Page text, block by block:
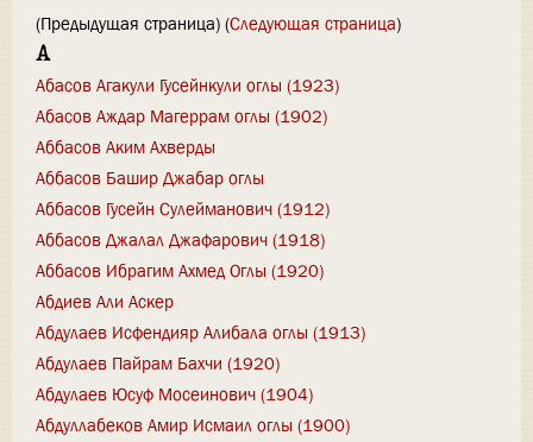
(Предыдущая страница) (Следующая страница)
А
Абасов Агакули Гусейнкули оглы (1923)
Абасов Аждар Магеррам оглы (1902)
Аббасов Аким Ахверды
Аббасов Башир Джабар оглы
Аббасов Гусейн Сулейманович (1912)
Аббасов Джалал Джафарович (1918)
Аббасов Ибрагим Ахмед Оглы (1920)
Абдиев Али Аскер
Абдулаев Исфендияр Алибала оглы (1913)
Абдулаев Пайрам Бахчи (1920)
Абдулаев Юсуф Мосеинович (1904)
Абдуллабеков Амир Исмаил оглы (1900)